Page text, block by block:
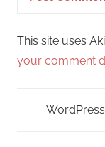
This site uses
your comment